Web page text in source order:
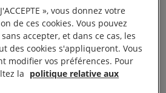
d’un homme et d’une
recours à la PMA. Il exclut
personnes célibataires ainsi
qui pourraient
», vous donnez votre
de ces cookies. Vous pouvez
accepter, et dans ce cas, les
des cookies s'appliqueront. Vous
modifier vos préférences. Pour
la politique relative aux